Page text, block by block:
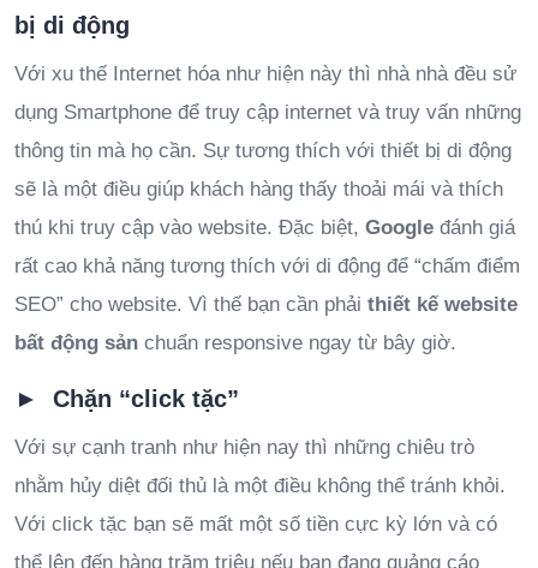
bị di động
Với xu thế Internet hóa như hiện này thì nhà nhà đều sử
dụng Smartphone để truy cập internet và truy vấn những
thông tin mà họ cần. Sự tương thích với thiết bị di động
sẽ là một điều giúp khách hàng thấy thoải mái và thích
thú khi truy cập vào website. Đặc biệt, Google đánh giá
rất cao khả năng tương thích với di động để “chấm điểm
SEO” cho website. Vì thế bạn cần phải thiết kế website
bất động sản chuẩn responsive ngay từ bây giờ.
► Chặn “click tặc”
Với sự cạnh tranh như hiện nay thì những chiêu trò
nhằm hủy diệt đối thủ là một điều không thể tránh khỏi.
Với click tặc bạn sẽ mất một số tiền cực kỳ lớn và có
thể lên đến hàng trăm triệu nếu bạn đang quảng cáo